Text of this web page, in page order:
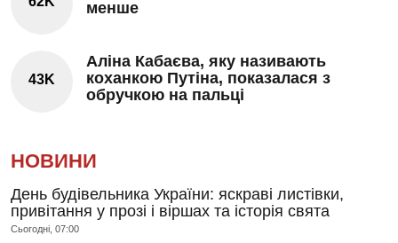
менше
43K
Аліна Кабаєва, яку називають
коханкою Путіна, показалася з
обручкою на пальці
НОВИНИ
День будівельника України: яскраві листівки,
привітання у прозі і віршах та історія свята
Сьогодні, 07:00